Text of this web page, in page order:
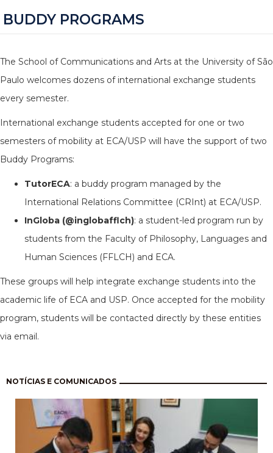
BUDDY PROGRAMS
The School of Communications and Arts at the University of São
Paulo welcomes dozens of international exchange students
every semester.
International exchange students accepted for one or two
semesters of mobility at ECA/USP will have the support of two
Buddy Programs:
TutorECA: a buddy program managed by the
International Relations Committee (CRInt) at ECA/USP.
InGloba (@inglobafflch): a student-led program run by
students from the Faculty of Philosophy, Languages and
Human Sciences (FFLCH) and ECA.
These groups will help integrate exchange students into the
academic life of ECA and USP. Once accepted for the mobility
program, students will be contacted directly by these entities
via email.
NOTÍCIAS E COMUNICADOS
Pagination